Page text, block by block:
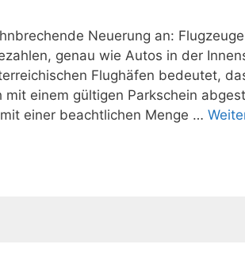
Neuerung an:
genau wie Autos in der
Flughäfen bedeutet,
einem gültigen Parkschein
einer beachtlichen Menge …